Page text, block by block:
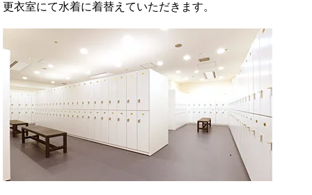
更衣室にて水着に着替えていただきます。